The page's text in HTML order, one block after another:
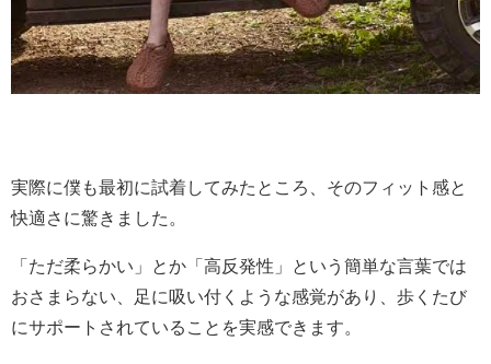
実際に僕も最初に試着してみたところ、そのフィット感と
快適さに驚きました。
「ただ柔らかい」とか「高反発性」という簡単な言葉では
おさまらない、足に吸い付くような感覚があり、歩くたび
にサポートされていることを実感できます。